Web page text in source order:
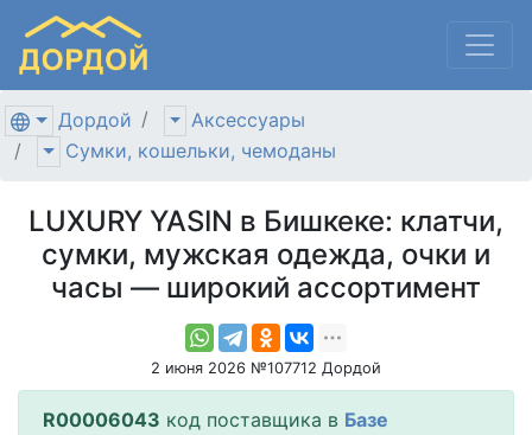
Дордой
Аксессуары
Сумки, кошельки, чемоданы
LUXURY YASIN в Бишкеке: клатчи,
сумки, мужская одежда, очки и
часы — широкий ассортимент
2 июня 2026 №107712 Дордой
R00006043 код поставщика в Базе